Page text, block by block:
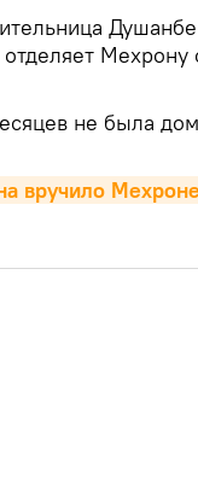
не была
вручило